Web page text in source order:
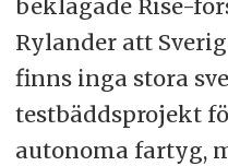
beklagade Rise-
Rylander att
finns inga stora
testbäddsprojekt
autonoma fartyg,